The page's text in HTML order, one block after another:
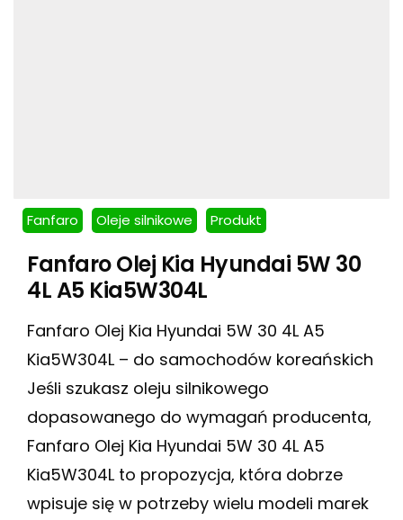
Fanfaro Oleje silnikowe Produkt
Fanfaro Olej Kia Hyundai 5W 30
4L A5 Kia5W304L
Fanfaro Olej Kia Hyundai 5W 30 4L A5
Kia5W304L – do samochodów koreańskich
Jeśli szukasz oleju silnikowego
dopasowanego do wymagań producenta,
Fanfaro Olej Kia Hyundai 5W 30 4L A5
Kia5W304L to propozycja, która dobrze
wpisuje się w potrzeby wielu modeli marek